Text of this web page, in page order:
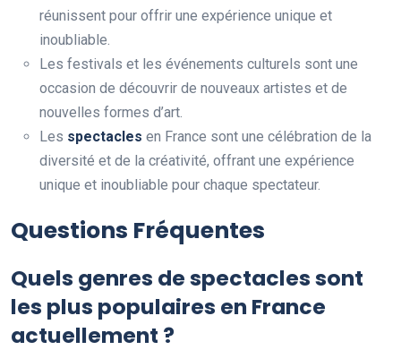
réunissent pour offrir une expérience unique et
inoubliable.
Les festivals et les événements culturels sont une
occasion de découvrir de nouveaux artistes et de
nouvelles formes d’art.
Les spectacles en France sont une célébration de la
diversité et de la créativité, offrant une expérience
unique et inoubliable pour chaque spectateur.
Questions Fréquentes
Quels genres de spectacles sont
les plus populaires en France
actuellement ?